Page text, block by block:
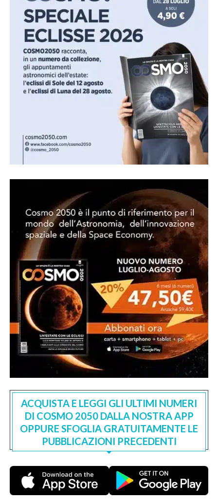
ACQUISTA E LEGGI GLI ULTIMI NUMERI
DI COSMO 2050 DALLA NOSTRA APP
OPPURE SFOGLIA GRATUITAMENTE LE
PUBBLICAZIONI PRECEDENTI